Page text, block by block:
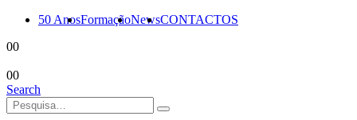
50 AnosFormaçãoNewsCONTACTOS
00
00
Search